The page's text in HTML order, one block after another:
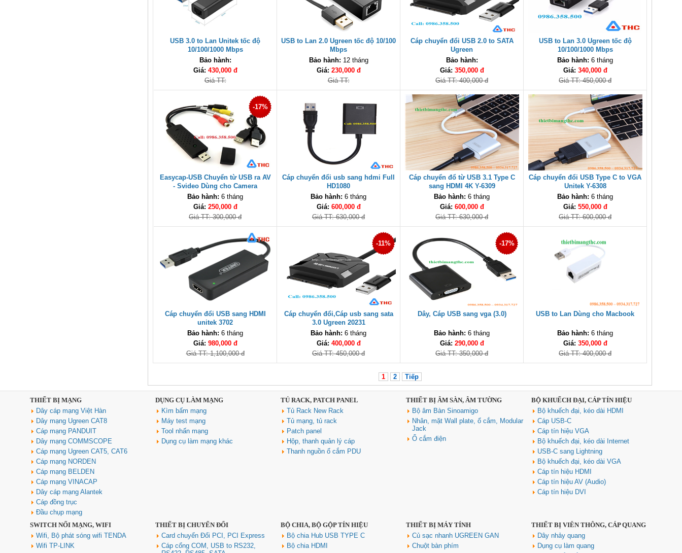
8K@60Hz, 4K@240Hz, 48Gbps
cao cấp
Giá: 2,350,000 VNĐ
USB 3.0 to Lan Unitek tốc độ
10/100/1000 Mbps
Bảo hành:
Giá: 430,000 đ
Giá TT:
USB to Lan 2.0 Ugreen tốc độ 10/100
Mbps
Bảo hành: 12 tháng
Giá: 230,000 đ
Giá TT:
Cáp chuyển đổi USB 2.0 to SATA
Ugreen
Bảo hành:
Giá: 350,000 đ
Giá TT: 400,000 đ
USB to Lan 3.0 Ugreen tốc độ
10/100/1000 Mbps
Bảo hành: 6 tháng
Giá: 340,000 đ
Giá TT: 450,000 đ
-17%
Easycap-USB Chuyển từ USB ra AV
- Svideo Dùng cho Camera
Bảo hành: 6 tháng
Giá: 250,000 đ
Giá TT: 300,000 đ
Cáp chuyển đổi usb sang hdmi Full
HD1080
Bảo hành: 6 tháng
Giá: 600,000 đ
Giá TT: 630,000 đ
Cáp chuyển đổ từ USB 3.1 Type C
sang HDMI 4K Y-6309
Bảo hành: 6 tháng
Giá: 600,000 đ
Giá TT: 630,000 đ
Cáp chuyển đổi USB Type C to VGA
Unitek Y-6308
Bảo hành: 6 tháng
Giá: 550,000 đ
Giá TT: 600,000 đ
Cáp chuyển đổi USB sang HDMI
unitek 3702
Bảo hành: 6 tháng
Giá: 980,000 đ
Giá TT: 1,100,000 đ
-11%
Cáp chuyển đổi,Cáp usb sang sata
3.0 Ugreen 20231
Bảo hành: 6 tháng
Giá: 400,000 đ
Giá TT: 450,000 đ
-17%
Dây, Cáp USB sang vga (3.0)
Bảo hành: 6 tháng
Giá: 290,000 đ
Giá TT: 350,000 đ
USB to Lan Dùng cho Macbook
Bảo hành: 6 tháng
Giá: 350,000 đ
Giá TT: 400,000 đ
1 2 Tiếp
THIẾT BỊ MẠNG
Dây cáp mạng Việt Hàn
Dây mạng Ugreen CAT8
Cáp mạng PANDUIT
Dây mạng COMMSCOPE
Cáp mạng Ugreen CAT5, CAT6
Cáp mạng NORDEN
Cáp mạng BELDEN
Cáp mạng VINACAP
Dây cáp mạng Alantek
Cáp đồng trục
Đầu chụp mạng
DỤNG CỤ LÀM MẠNG
Kìm bấm mạng
Máy test mạng
Tool nhấn mạng
Dụng cụ làm mạng khác
TỦ RACK, PATCH PANEL
Tủ Rack New Rack
Tủ mạng, tủ rack
Patch panel
Hộp, thanh quản lý cáp
Thanh nguồn ổ cắm PDU
THIẾT BỊ ÂM SÀN, ÂM TƯỜNG
Bộ âm Bàn Sinoamigo
Nhân, mặt Wall plate, ổ cắm, Modular
Jack
Ổ cắm điện
BỘ KHUẾCH ĐẠI, CÁP TÍN HIỆU
Bộ khuếch đại, kéo dài HDMI
Cáp USB-C
Cáp tín hiệu VGA
Bộ khuếch đại, kéo dài Internet
USB-C sang Lightning
Bộ khuếch đại, kéo dài VGA
Cáp tín hiệu HDMI
Cáp tín hiệu AV (Audio)
Cáp tín hiệu DVI
SWITCH NỐI MẠNG, WIFI
Wifi, Bộ phát sóng wifi TENDA
Wifi TP-LINK
THIẾT BỊ CHUYỂN ĐỔI
Card chuyển Đổi PCI, PCI Express
Cáp cổng COM, USB to RS232,
BỘ CHIA, BỘ GỘP TÍN HIỆU
Bộ chia Hub USB TYPE C
Bộ chia HDMI
THIẾT BỊ MÁY TÍNH
Củ sạc nhanh UGREEN GAN
Chuột bàn phím
THIẾT BỊ VIỄN THÔNG, CÁP QUANG
Dây nhảy quang
Dụng cụ làm quang